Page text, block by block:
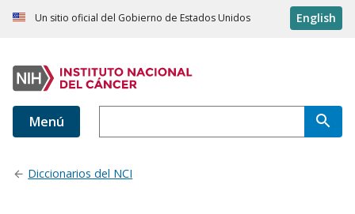
Un sitio oficial del Gobierno de Estados Unidos English
Menú
Diccionarios del NCI